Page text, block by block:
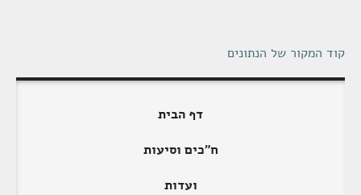
קוד המקור של הנתונים
דף הבית
ח"כים וסיעות
ועדות